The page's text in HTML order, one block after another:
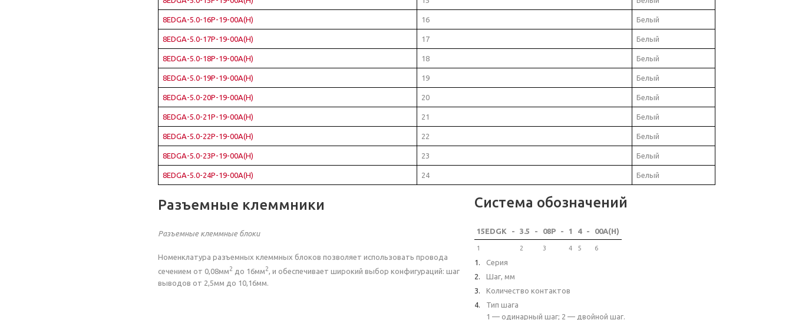
8EDGA-5.0-16P-19-00A(H) 16 Белый
8EDGA-5.0-17P-19-00A(H) 17 Белый
8EDGA-5.0-18P-19-00A(H) 18 Белый
8EDGA-5.0-19P-19-00A(H) 19 Белый
8EDGA-5.0-20P-19-00A(H) 20 Белый
8EDGA-5.0-21P-19-00A(H) 21 Белый
8EDGA-5.0-22P-19-00A(H) 22 Белый
8EDGA-5.0-23P-19-00A(H) 23 Белый
8EDGA-5.0-24P-19-00A(H) 24 Белый
Разъемные клеммники
Разъемные клеммные блоки
Номенклатура разъемных клеммных блоков позволяет использовать провода
сечением от 0,08мм2 до 16мм2, и обеспечивает широкий выбор конфигураций: шаг
выводов от 2,5мм до 10,16мм.
Система обозначений
15EDGK - 3.5 - 08P - 1 4 - 00A(H)
1 2 3 4 5 6
Серия
Шаг, мм
Количество контактов
Тип шага
1 — одинарный шаг; 2 — двойной шаг.